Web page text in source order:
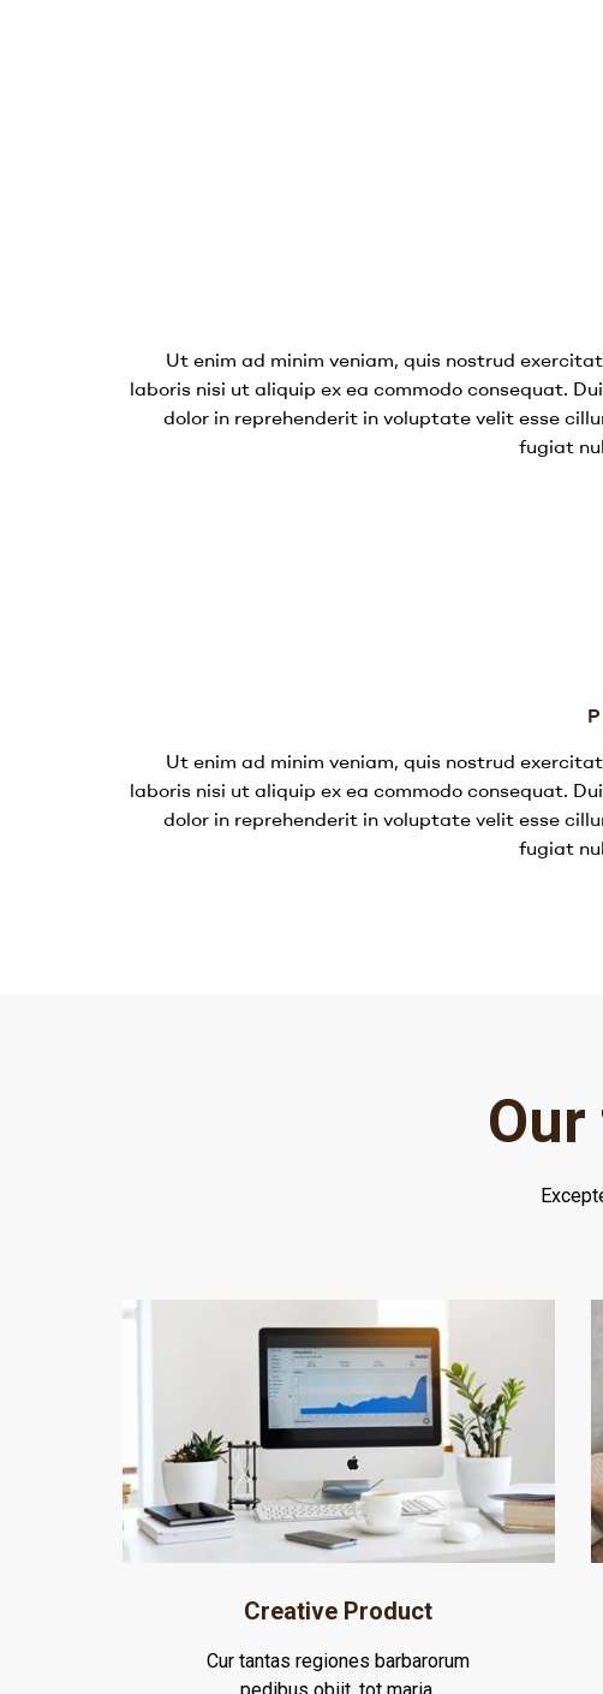
Ut enim ad minim veniam, quis nostrud
laboris nisi ut aliquip ex ea commodo consequat.
dolor in reprehenderit in voluptate velit esse
fugiat
Ut enim ad minim veniam, quis nostrud
laboris nisi ut aliquip ex ea commodo consequat.
dolor in reprehenderit in voluptate velit esse
fugiat
Creative Product
Cur tantas regiones barbarorum